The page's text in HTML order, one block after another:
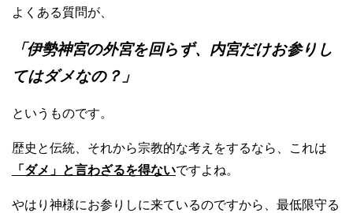
よくある質問が、
「伊勢神宮の外宮を回らず、内宮だけお参りし
てはダメなの？」
というものです。
歴史と伝統、それから宗教的な考えをするなら、これは
「ダメ」と言わざるを得ないですよね。
やはり神様にお参りしに来ているのですから、最低限守る